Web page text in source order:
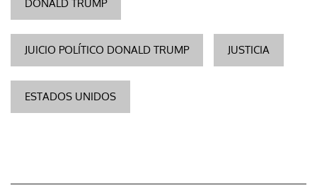
DONALD TRUMP
JUICIO POLÍTICO DONALD TRUMP JUSTICIA
ESTADOS UNIDOS